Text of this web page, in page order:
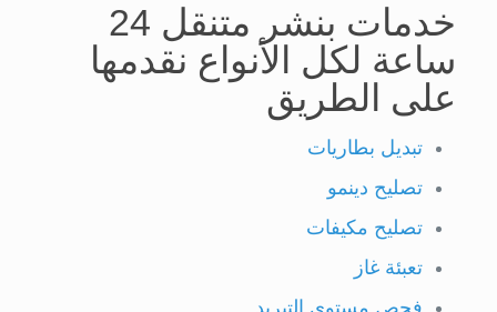
خدمات بنشر متنقل 24
ساعة لكل الأنواع نقدمها
على الطريق
تبديل بطاريات
تصليح دينمو
تصليح مكيفات
تعبئة غاز
فحص مستوى التبريد